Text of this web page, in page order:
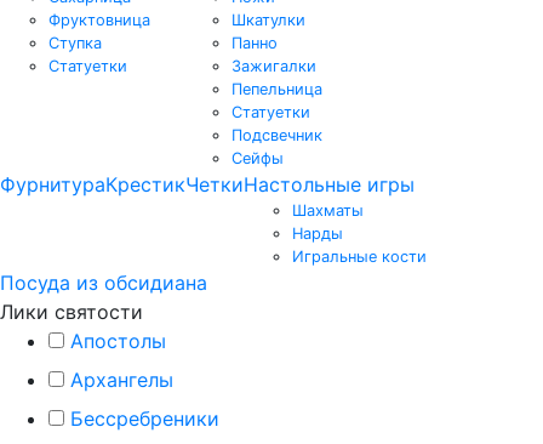
Фруктовница
Ступка
Статуетки
Шкатулки
Панно
Зажигалки
Пепельница
Статуетки
Подсвечник
Сейфы
ФурнитураКрестикЧеткиНастольные игры
Шахматы
Нарды
Игральные кости
Посуда из обсидиана
Лики святости
Апостолы
Архангелы
Бессребреники